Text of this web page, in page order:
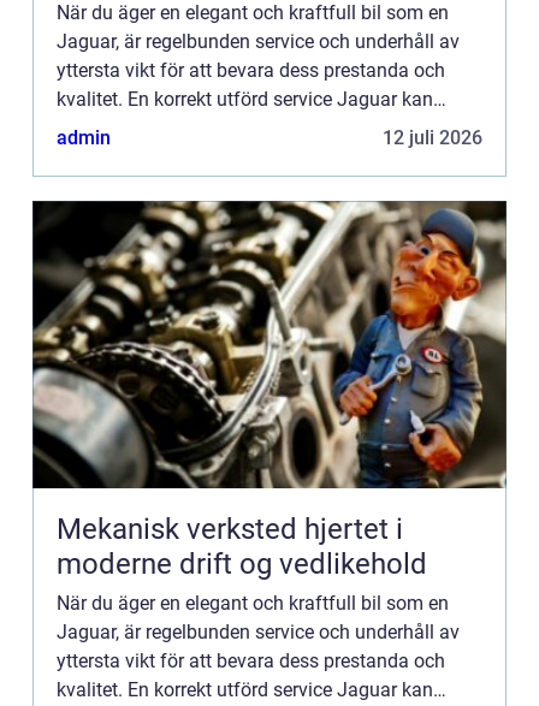
När du äger en elegant och kraftfull bil som en
Jaguar, är regelbunden service och underhåll av
yttersta vikt för att bevara dess prestanda och
kvalitet. En korrekt utförd service Jaguar kan
förlänga dess livslängd, förhindra kostsamma
admin 12 juli 2026
Mekanisk verksted hjertet i
moderne drift og vedlikehold
När du äger en elegant och kraftfull bil som en
Jaguar, är regelbunden service och underhåll av
yttersta vikt för att bevara dess prestanda och
kvalitet. En korrekt utförd service Jaguar kan